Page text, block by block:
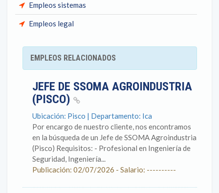
Empleos sistemas
Empleos legal
EMPLEOS RELACIONADOS
JEFE DE SSOMA AGROINDUSTRIA
(PISCO)
Ubicación: Pisco | Departamento: Ica
Por encargo de nuestro cliente, nos encontramos
en la búsqueda de un Jefe de SSOMA Agroindustria
(Pisco) Requisitos: - Profesional en Ingeniería de
Seguridad, Ingeniería...
Publicación: 02/07/2026 - Salario: ----------